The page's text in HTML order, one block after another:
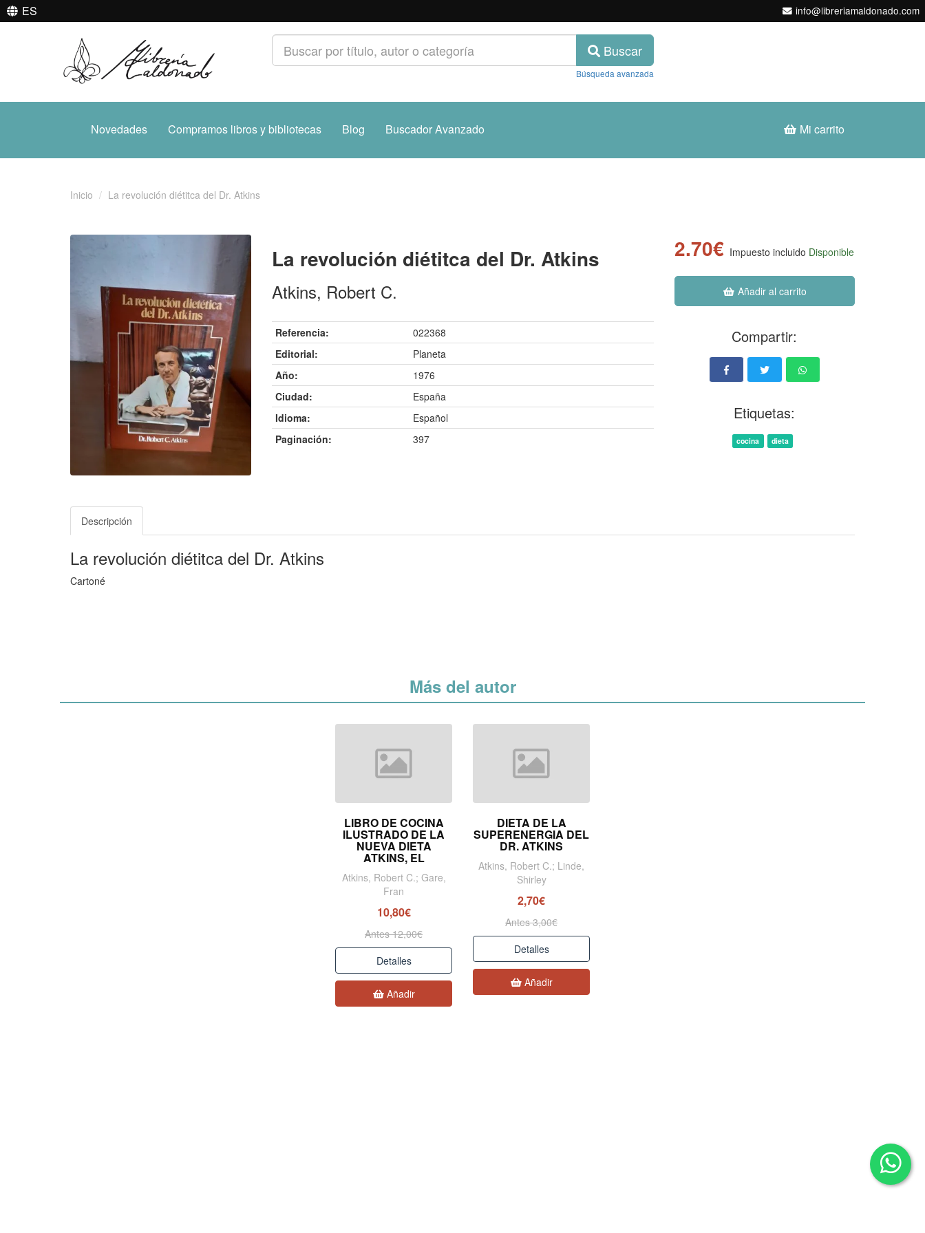
ES info@libreriamaldonado.com
Buscar
Búsqueda avanzada
Novedades Compramos libros y bibliotecas Blog Buscador Avanzado Mi carrito
Inicio La revolución diétitca del Dr. Atkins
La revolución diétitca del Dr. Atkins
Atkins, Robert C.
Referencia:
022368
Editorial:
Planeta
Año:
1976
Ciudad:
España
Idioma:
Español
Paginación:
397
2.70€ Impuesto incluido Disponible
Añadir al carrito
Compartir:
Etiquetas:
cocina dieta
Descripción
La revolución diétitca del Dr. Atkins
Cartoné
Más del autor
LIBRO DE COCINA
ILUSTRADO DE LA
NUEVA DIETA
ATKINS, EL
Atkins, Robert C.; Gare,
Fran
10,80€
Antes 12,00€
Detalles
Añadir
DIETA DE LA
SUPERENERGIA DEL
DR. ATKINS
Atkins, Robert C.; Linde,
Shirley
2,70€
Antes 3,00€
Detalles
Añadir